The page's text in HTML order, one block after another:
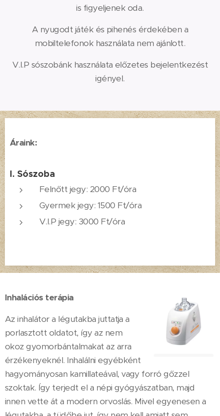
is figyeljenek oda.
A nyugodt játék és pihenés érdekében a
mobiltelefonok használata nem ajánlott.
V.I.P sószobánk használata előzetes bejelentkezést
igényel.
Áraink:
I. Sószoba
Felnőtt jegy: 2000 Ft/óra
Gyermek jegy: 1500 Ft/óra
V.I.P jegy: 3000 Ft/óra
Inhalációs terápia
Az inhalátor a légutakba juttatja a
porlasztott oldatot, így az nem
okoz gyomorbántalmakat az arra
érzékenyeknél. Inhalálni egyébként
hagyományosan kamillateával, vagy forró gőzzel
szoktak. Így terjedt el a népi gyógyászatban, majd
innen vette át a modern orvoslás. Mivel egyenesen a